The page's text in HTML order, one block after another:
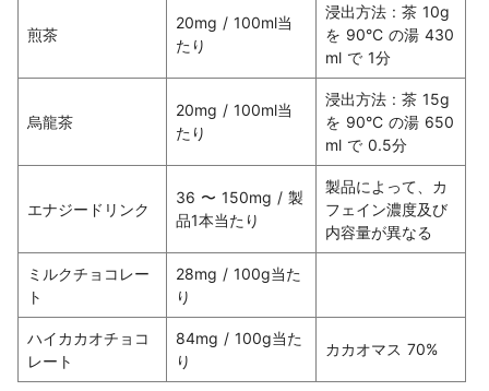
煎茶
20mg / 100ml当
たり
浸出方法 : 茶 10g
を 90°C の湯 430
ml で 1分
烏龍茶
20mg / 100ml当
たり
浸出方法 : 茶 15g
を 90°C の湯 650
ml で 0.5分
エナジードリンク
36 〜 150mg / 製
品1本当たり
製品によって、カ
フェイン濃度及び
内容量が異なる
ミルクチョコレー
ト
28mg / 100g当た
り
ハイカカオチョコ
レート
84mg / 100g当た
り
カカオマス 70%